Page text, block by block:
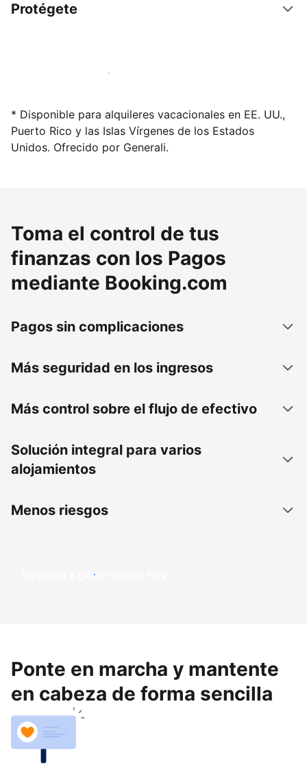
Protégete
Alquila tu alojamiento hoy mismo
* Disponible para alquileres vacacionales en EE. UU.,
Puerto Rico y las Islas Vírgenes de los Estados
Unidos. Ofrecido por Generali.
Toma el control de tus
finanzas con los Pagos
mediante Booking.com
Pagos sin complicaciones
Más seguridad en los ingresos
Más control sobre el flujo de efectivo
Solución integral para varios
alojamientos
Menos riesgos
Empieza a ganar dinero hoy
Ponte en marcha y mantente
en cabeza de forma sencilla